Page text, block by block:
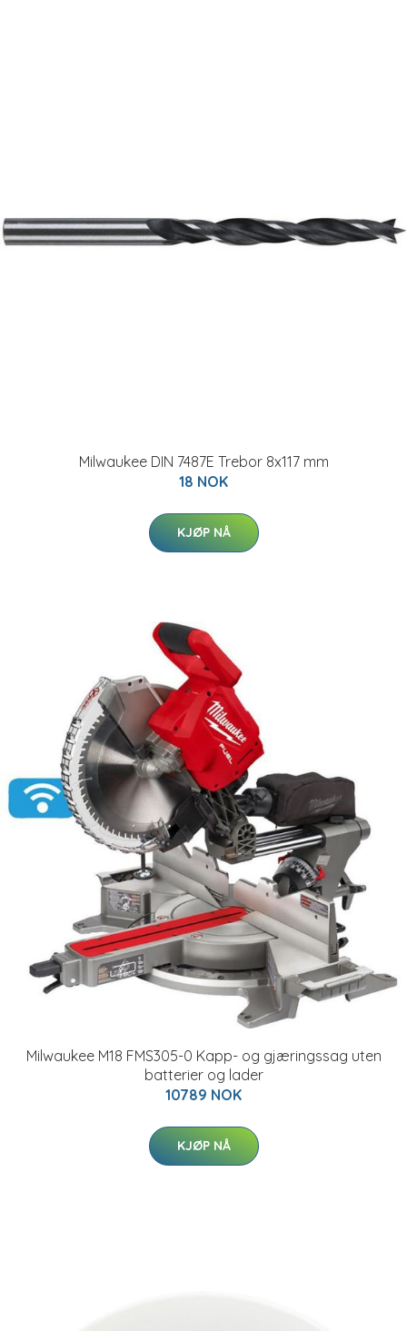
Milwaukee DIN 7487E Trebor 8x117 mm
18 NOK
KJØP NÅ
Milwaukee M18 FMS305-0 Kapp- og gjæringssag uten
batterier og lader
10789 NOK
KJØP NÅ